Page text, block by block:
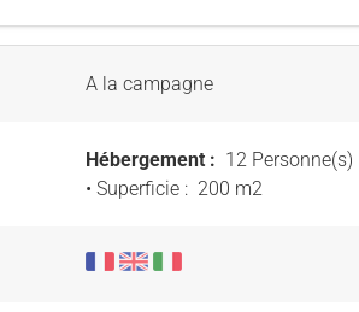
A la campagne
Hébergement : 12 Personne(s)
• Superficie : 200 m2